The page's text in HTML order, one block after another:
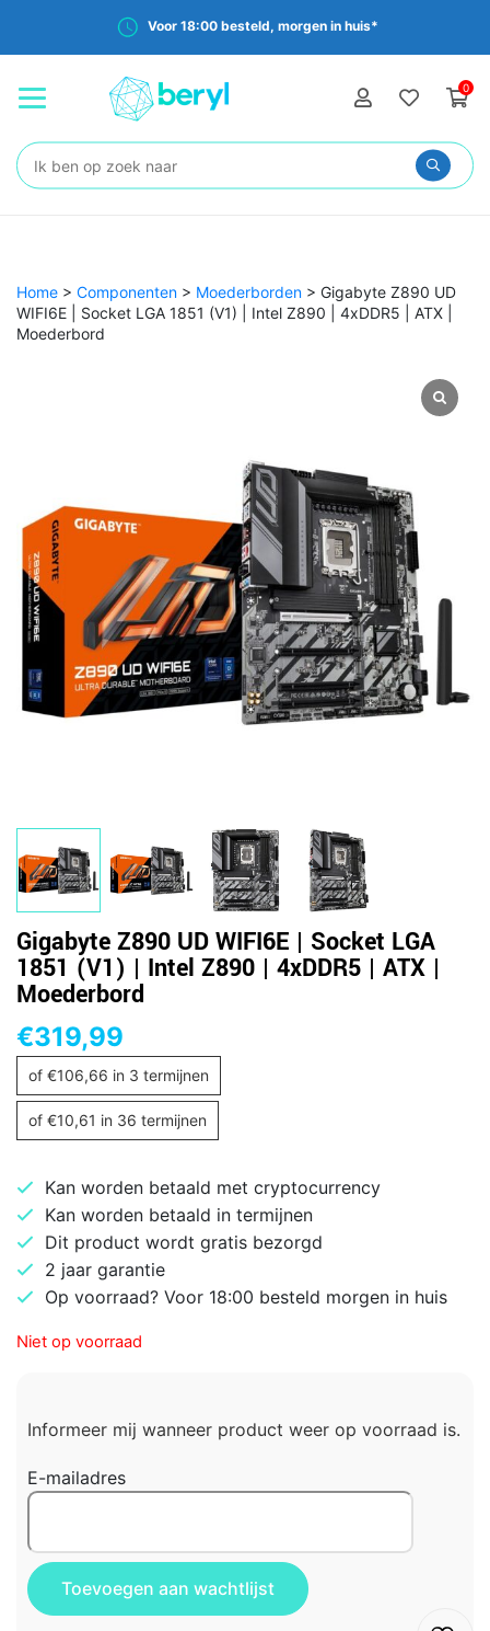
Voor 18:00 besteld, morgen in huis*
0
Zoeken:
Home > Componenten > Moederborden > Gigabyte Z890 UD
WIFI6E | Socket LGA 1851 (V1) | Intel Z890 | 4xDDR5 | ATX |
Moederbord
Gigabyte Z890 UD WIFI6E | Socket LGA
1851 (V1) | Intel Z890 | 4xDDR5 | ATX |
Moederbord
€319,99
of €106,66 in 3 termijnen
of €10,61 in 36 termijnen
Kan worden betaald met cryptocurrency
Kan worden betaald in termijnen
Dit product wordt gratis bezorgd
2 jaar garantie
Op voorraad? Voor 18:00 besteld morgen in huis
Niet op voorraad
Informeer mij wanneer product weer op voorraad is.
E-mailadres